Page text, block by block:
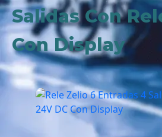
Salidas Con
Con Display